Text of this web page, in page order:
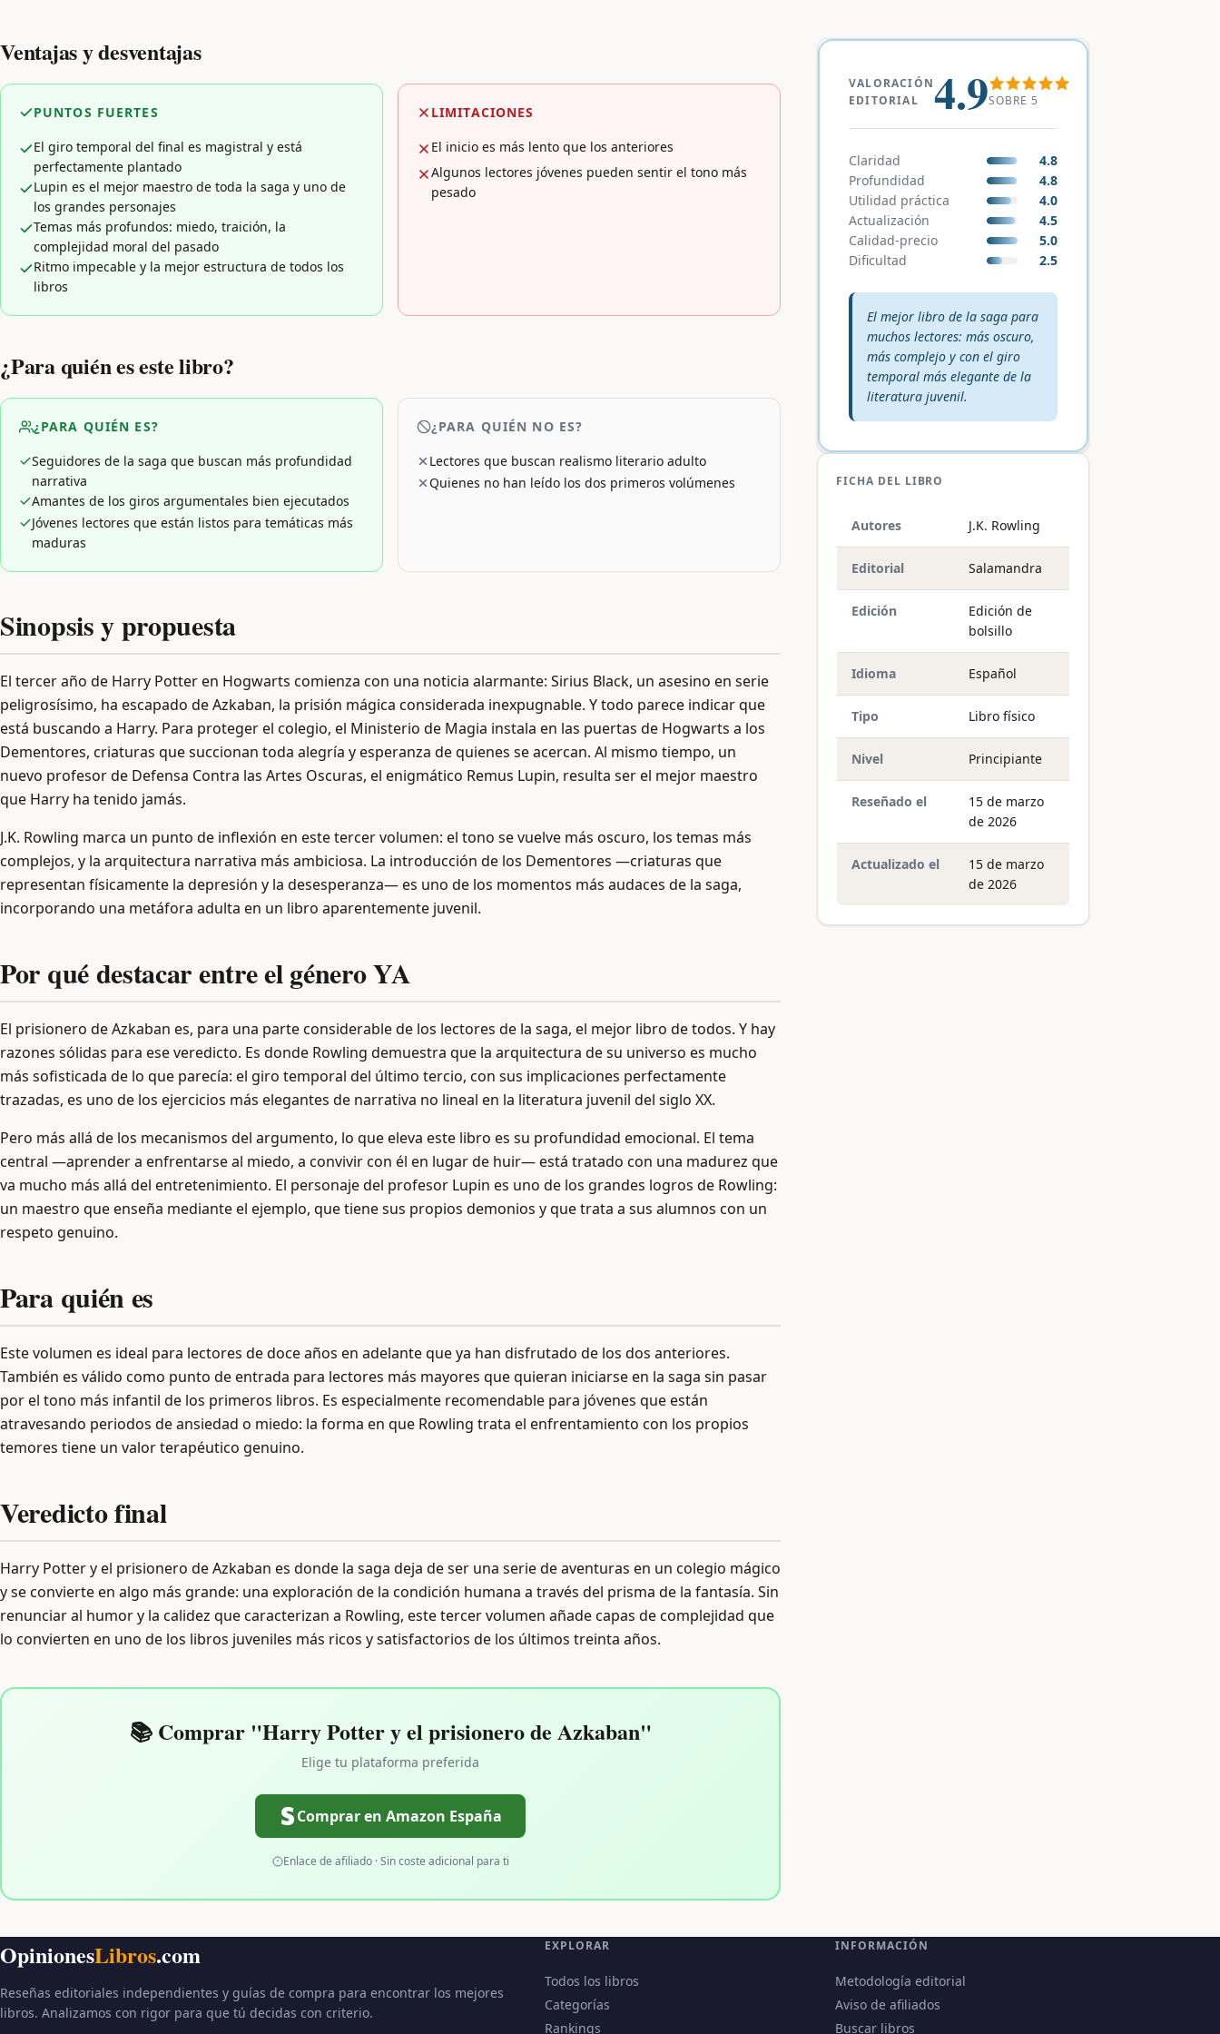
Ventajas y desventajas
PUNTOS FUERTES
El giro temporal del final es magistral y está
perfectamente plantado
Lupin es el mejor maestro de toda la saga y uno de
los grandes personajes
Temas más profundos: miedo, traición, la
complejidad moral del pasado
Ritmo impecable y la mejor estructura de todos los
libros
LIMITACIONES
El inicio es más lento que los anteriores
Algunos lectores jóvenes pueden sentir el tono más
pesado
¿Para quién es este libro?
¿PARA QUIÉN ES?
Seguidores de la saga que buscan más profundidad
narrativa
Amantes de los giros argumentales bien ejecutados
Jóvenes lectores que están listos para temáticas más
maduras
¿PARA QUIÉN NO ES?
Lectores que buscan realismo literario adulto
Quienes no han leído los dos primeros volúmenes
Sinopsis y propuesta
El tercer año de Harry Potter en Hogwarts comienza con una noticia alarmante: Sirius Black, un asesino en serie
peligrosísimo, ha escapado de Azkaban, la prisión mágica considerada inexpugnable. Y todo parece indicar que
está buscando a Harry. Para proteger el colegio, el Ministerio de Magia instala en las puertas de Hogwarts a los
Dementores, criaturas que succionan toda alegría y esperanza de quienes se acercan. Al mismo tiempo, un
nuevo profesor de Defensa Contra las Artes Oscuras, el enigmático Remus Lupin, resulta ser el mejor maestro
que Harry ha tenido jamás.
J.K. Rowling marca un punto de inflexión en este tercer volumen: el tono se vuelve más oscuro, los temas más
complejos, y la arquitectura narrativa más ambiciosa. La introducción de los Dementores —criaturas que
representan físicamente la depresión y la desesperanza— es uno de los momentos más audaces de la saga,
incorporando una metáfora adulta en un libro aparentemente juvenil.
Por qué destacar entre el género YA
El prisionero de Azkaban es, para una parte considerable de los lectores de la saga, el mejor libro de todos. Y hay
razones sólidas para ese veredicto. Es donde Rowling demuestra que la arquitectura de su universo es mucho
más sofisticada de lo que parecía: el giro temporal del último tercio, con sus implicaciones perfectamente
trazadas, es uno de los ejercicios más elegantes de narrativa no lineal en la literatura juvenil del siglo XX.
Pero más allá de los mecanismos del argumento, lo que eleva este libro es su profundidad emocional. El tema
central —aprender a enfrentarse al miedo, a convivir con él en lugar de huir— está tratado con una madurez que
va mucho más allá del entretenimiento. El personaje del profesor Lupin es uno de los grandes logros de Rowling:
un maestro que enseña mediante el ejemplo, que tiene sus propios demonios y que trata a sus alumnos con un
respeto genuino.
Para quién es
Este volumen es ideal para lectores de doce años en adelante que ya han disfrutado de los dos anteriores.
También es válido como punto de entrada para lectores más mayores que quieran iniciarse en la saga sin pasar
por el tono más infantil de los primeros libros. Es especialmente recomendable para jóvenes que están
atravesando periodos de ansiedad o miedo: la forma en que Rowling trata el enfrentamiento con los propios
temores tiene un valor terapéutico genuino.
Veredicto final
Harry Potter y el prisionero de Azkaban es donde la saga deja de ser una serie de aventuras en un colegio mágico
y se convierte en algo más grande: una exploración de la condición humana a través del prisma de la fantasía. Sin
renunciar al humor y la calidez que caracterizan a Rowling, este tercer volumen añade capas de complejidad que
lo convierten en uno de los libros juveniles más ricos y satisfactorios de los últimos treinta años.
📚 Comprar "Harry Potter y el prisionero de Azkaban"
Elige tu plataforma preferida
Comprar en Amazon España
Enlace de afiliado · Sin coste adicional para ti
VALORACIÓN
EDITORIAL
4.9SOBRE 5
Claridad
4.8
Profundidad
4.8
Utilidad práctica
4.0
Actualización
4.5
Calidad-precio
5.0
Dificultad
2.5
Veredicto editorial:
El mejor libro de la saga para
muchos lectores: más oscuro,
más complejo y con el giro
temporal más elegante de la
literatura juvenil.
FICHA DEL LIBRO
Autores J.K. Rowling
Editorial Salamandra
Edición
Edición de
bolsillo
Idioma Español
Tipo Libro físico
Nivel Principiante
Reseñado el
15 de marzo
de 2026
Actualizado el
15 de marzo
de 2026
OpinionesLibros.com
Reseñas editoriales independientes y guías de compra para encontrar los mejores
libros. Analizamos con rigor para que tú decidas con criterio.
EXPLORAR
Todos los libros
Categorías
Rankings
INFORMACIÓN
Metodología editorial
Aviso de afiliados
Buscar libros